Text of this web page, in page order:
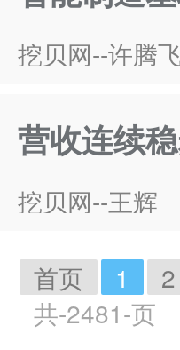
挖贝网--许腾
营收连续
挖贝网--王辉
首页 1 2
共-2481-页